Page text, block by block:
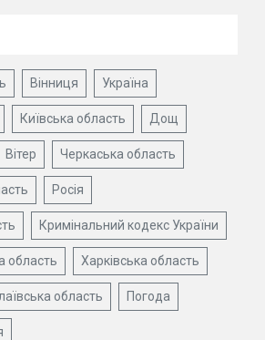
Вінниця Україна
Київська область Дощ
Вітер Черкаська область
Росія
Кримінальний кодекс України
область Харківська область
область Погода